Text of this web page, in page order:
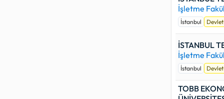
İşletme
İstanbul Devlet
İSTANBUL
İşletme
İstanbul Devlet
TOBB